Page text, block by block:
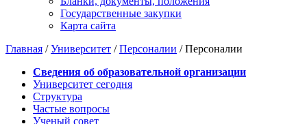
Государственные закупки
Карта сайта
Главная /Университет /Персоналии / Персоналии
Сведения об образовательной организации
Университет сегодня
Структура
Частые вопросы
Ученый совет